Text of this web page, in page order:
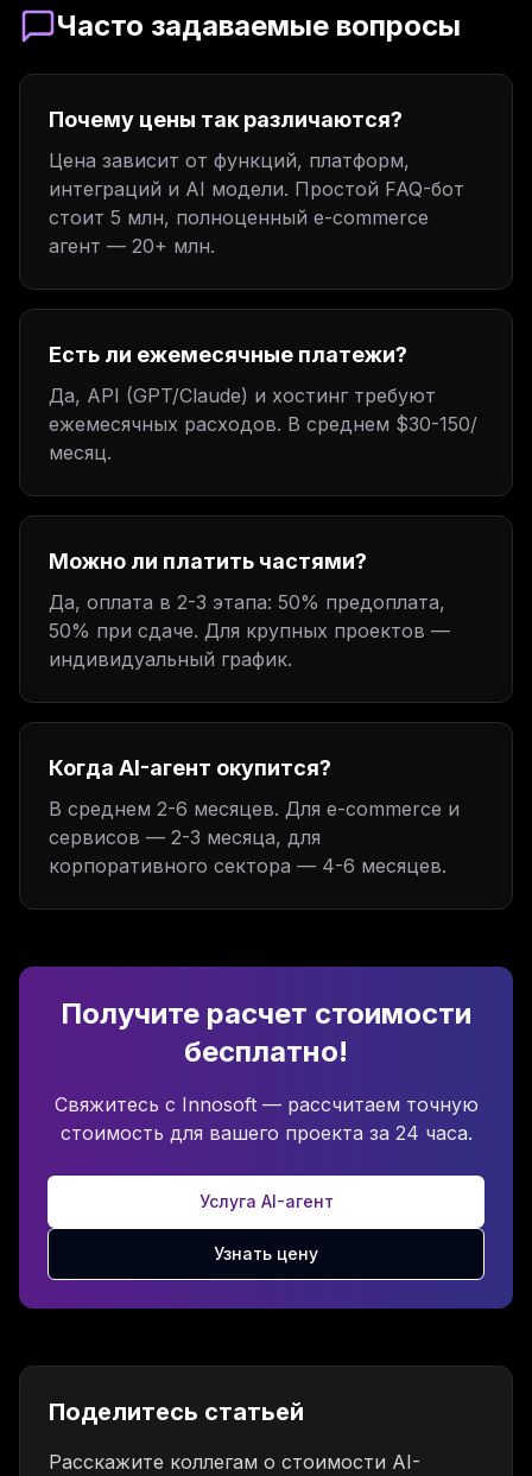
Часто задаваемые вопросы
Почему цены так различаются?
Цена зависит от функций, платформ,
интеграций и AI модели. Простой FAQ-бот
стоит 5 млн, полноценный e-commerce
агент — 20+ млн.
Есть ли ежемесячные платежи?
Да, API (GPT/Claude) и хостинг требуют
ежемесячных расходов. В среднем $30-150/
месяц.
Можно ли платить частями?
Да, оплата в 2-3 этапа: 50% предоплата,
50% при сдаче. Для крупных проектов —
индивидуальный график.
Когда AI-агент окупится?
В среднем 2-6 месяцев. Для e-commerce и
сервисов — 2-3 месяца, для
корпоративного сектора — 4-6 месяцев.
Получите расчет стоимости
бесплатно!
Свяжитесь с Innosoft — рассчитаем точную
стоимость для вашего проекта за 24 часа.
Услуга AI-агент
Узнать цену
Поделитесь статьей
Расскажите коллегам о стоимости AI-